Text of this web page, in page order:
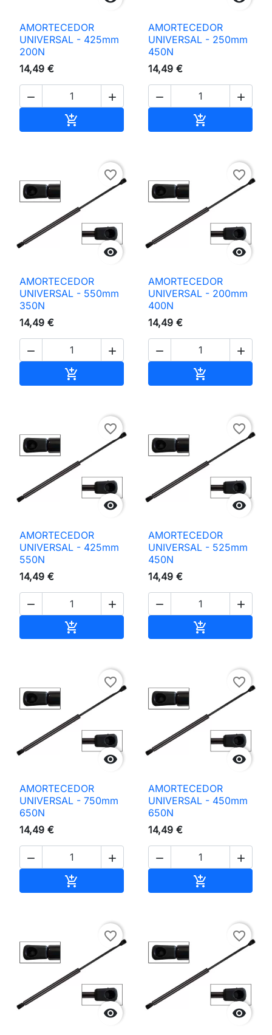
AMORTECEDOR
UNIVERSAL - 425mm
200N
14,49 €
 

AMORTECEDOR
UNIVERSAL - 250mm
450N
14,49 €
 


favorite_border
AMORTECEDOR
UNIVERSAL - 550mm
350N
14,49 €
 


favorite_border
AMORTECEDOR
UNIVERSAL - 200mm
400N
14,49 €
 


favorite_border
AMORTECEDOR
UNIVERSAL - 425mm
550N
14,49 €
 


favorite_border
AMORTECEDOR
UNIVERSAL - 525mm
450N
14,49 €
 


favorite_border
AMORTECEDOR
UNIVERSAL - 750mm
650N
14,49 €
 


favorite_border
AMORTECEDOR
UNIVERSAL - 450mm
650N
14,49 €
 


favorite_border

favorite_border